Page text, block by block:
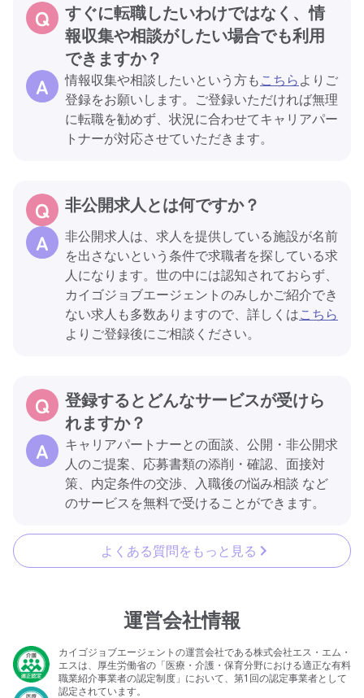
すぐに転職したいわけではなく、情
報収集や相談がしたい場合でも利用
できますか？
情報収集や相談したいという方もこちらよりご
登録をお願いします。ご登録いただければ無理
に転職を勧めず、状況に合わせてキャリアパー
トナーが対応させていただきます。
非公開求人とは何ですか？
非公開求人は、求人を提供している施設が名前
を出さないという条件で求職者を探している求
人になります。世の中には認知されておらず、
カイゴジョブエージェントのみしかご紹介でき
ない求人も多数ありますので、詳しくはこちら
よりご登録後にご相談ください。
登録するとどんなサービスが受けら
れますか？
キャリアパートナーとの面談、公開・非公開求
人のご提案、応募書類の添削・確認、面接対
策、内定条件の交渉、入職後の悩み相談 など
のサービスを無料で受けることができます。
よくある質問をもっと見る
運営会社情報
カイゴジョブエージェントの運営会社である株式会社エス・エム・
エスは、厚生労働省の「医療・介護・保育分野における適正な有料
職業紹介事業者の認定制度」において、第1回の認定事業者として
認定されています。